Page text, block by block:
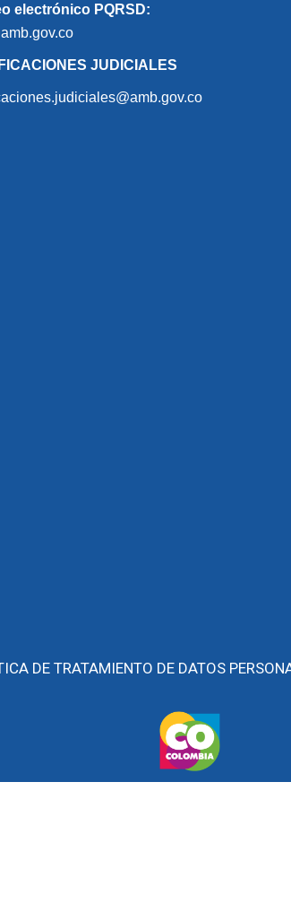
electrónico PQRSD:
JUDICIALES
DE TRATAMIENTO DE DATOS